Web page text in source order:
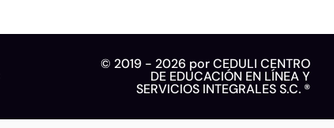
© 2019 - 2026 por CEDULI CENTRO
DE EDUCACIÓN EN LÍNEA Y
SERVICIOS INTEGRALES S.C. ®